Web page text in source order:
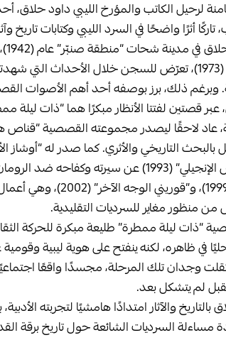
لرحيل الكاتب والمؤرخ الليبي داود حلاق،
أثرًا واضحًا في السرد الليبي وكتابات تاريخ
بمدينة بنغازي، وفي أبريل (1973)، تعرّض للسجن خلال
ذلك، برز بوصفه أحد أهم الأصوات
عبر قصتين لفتتا الأنظار مبكرًا هما “ذات
بالجبل الأخضر، و”مرقص الإنجيلي” (1993) عن
جانب “عمود السماء”
منظور مغاير للسرديات التقليدية.
ليلة ممطرة” طليعة مبكرة للحركة
في ظاهره، لكنه ينفتح على هوية ليبية
وجدان تلك المرحلة، مجسدًا واقعًا اجتماعيًا
لم يتشكل بعد.
والآثار امتدادًا هامشيًا لتجربته
مساءلة السرديات الشائعة حول تاريخ برقة